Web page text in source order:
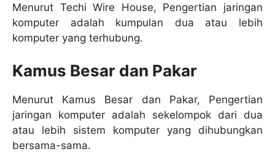
Menurut Techi Wire House, Pengertian jaringan
komputer adalah kumpulan dua atau lebih
komputer yang terhubung.
Kamus Besar dan Pakar
Menurut Kamus Besar dan Pakar, Pengertian
jaringan komputer adalah sekelompok dari dua
atau lebih sistem komputer yang dihubungkan
bersama-sama.